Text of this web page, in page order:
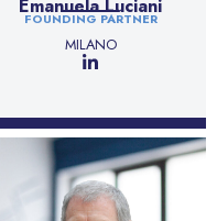
Emanuela Luciani
FOUNDING PARTNER
MILANO